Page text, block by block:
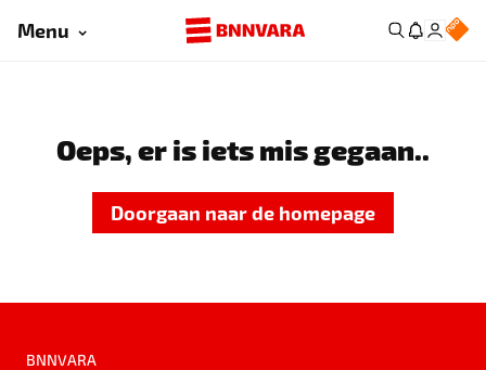
Menu
Oeps, er is iets mis gegaan..
Doorgaan naar de homepage
BNNVARA